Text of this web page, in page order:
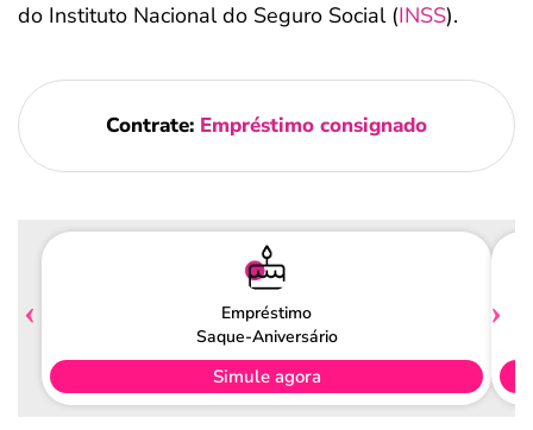
do Instituto Nacional do Seguro Social (INSS).
Contrate: Empréstimo consignado
Empréstimo
Saque-Aniversário
Simule agora